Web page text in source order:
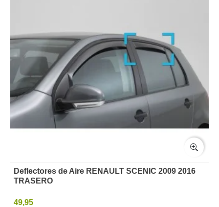
Deflectores de Aire RENAULT SCENIC 2009 2016
TRASERO
49,95